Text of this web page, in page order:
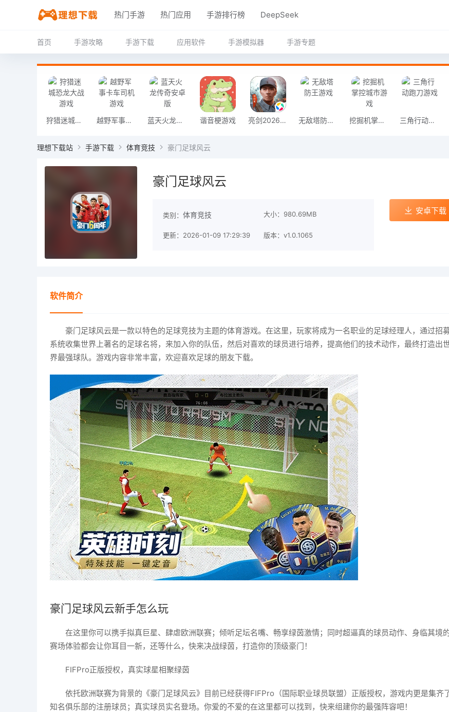
热门手游 热门应用 手游排行榜 DeepSeek
首页 手游攻略 手游下载 应用软件 手游模拟器 手游专题
狩猎迷城恐龙大战游戏 越野军事卡车司机游戏 蓝天火龙传奇安卓版 谐音梗游戏 亮剑2026官方版 无敌塔防王游戏 挖掘机掌控城市游戏 三角行动跑刀游戏
理想下载站 手游下载 体育竞技 豪门足球风云
豪门足球风云
类别： 体育竞技 大小：980.69MB
更新：2026-01-09 17:29:39 版本：v1.0.1065
安卓下载
软件简介
豪门足球风云是一款以特色的足球竞技为主题的体育游戏。在这里，玩家将成为一名职业的足球经理人，通过招
系统收集世界上著名的足球名将，来加入你的队伍，然后对喜欢的球员进行培养，提高他们的技术动作，最终打造出
界最强球队。游戏内容非常丰富，欢迎喜欢足球的朋友下载。
豪门足球风云新手怎么玩
在这里你可以携手拟真巨星、肆虐欧洲联赛；倾听足坛名嘴、畅享绿茵激情；同时超逼真的球员动作、身临其境
赛场体验都会让你耳目一新，还等什么，快来决战绿茵，打造你的顶级豪门！
FIFPro正版授权，真实球星相聚绿茵
依托欧洲联赛为背景的《豪门足球风云》目前已经获得FIFPro（国际职业球员联盟）正版授权，游戏内更是集齐
知名俱乐部的注册球员；真实球员实名登场。你爱的不爱的在这里都可以找到，快来组建你的最强阵容吧！